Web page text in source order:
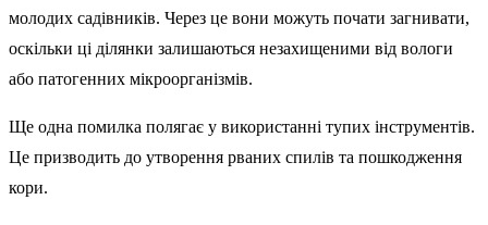
молодих садівників. Через це вони можуть почати загнивати,
оскільки ці ділянки залишаються незахищеними від вологи
або патогенних мікроорганізмів.
Ще одна помилка полягає у використанні тупих інструментів.
Це призводить до утворення рваних спилів та пошкодження
кори.